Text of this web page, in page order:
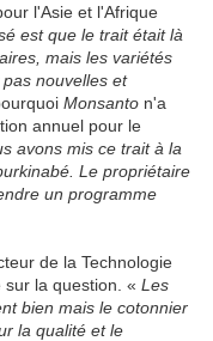
l'Asie et l'Afrique
est que le trait était là
mais les variétés
nouvelles et
Monsanto n'a
annuel pour le
avons mis ce trait à la
Le propriétaire
un programme
de la Technologie
sur la question. « Les
bien mais le cotonnier
la qualité et le